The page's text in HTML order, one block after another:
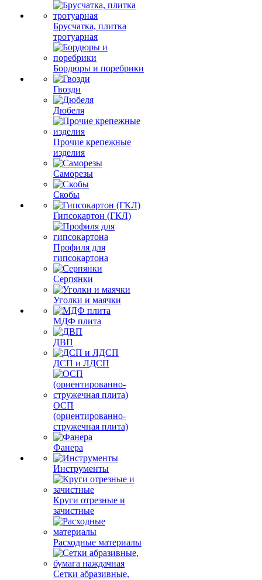
Брусчатка, плитка
тротуарная
Бордюры и поребрики
Гвозди
Дюбеля
Прочие крепежные
изделия
Саморезы
Скобы
Гипсокартон (ГКЛ)
Профиля для
гипсокартона
Серпянки
Уголки и маячки
МДФ плита
ДВП
ДСП и ЛДСП
ОСП
(ориентированно-
стружечная плита)
Фанера
Инструменты
Круги отрезные и
зачистные
Расходные материалы
Сетки абразивные,